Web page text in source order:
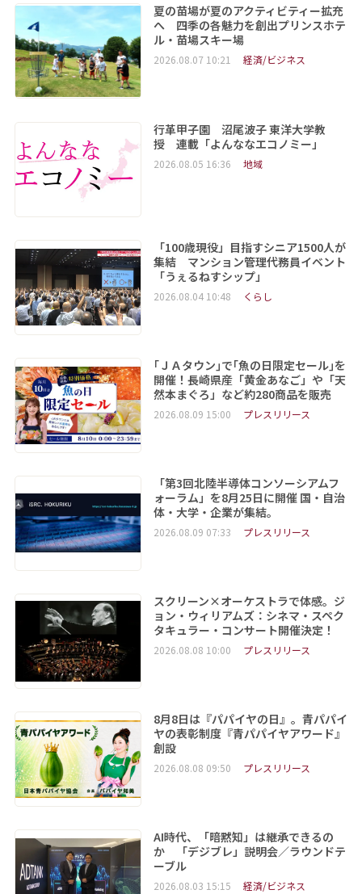
夏の苗場が夏のアクティビティー拡充
へ 四季の各魅力を創出プリンスホテ
ル・苗場スキー場
2026.08.07 10:21 経済/ビジネス
行革甲子園 沼尾波子 東洋大学教
授 連載「よんななエコノミー」
2026.08.05 16:36 地域
「100歳現役」目指すシニア1500人が
集結 マンション管理代務員イベント
「うぇるねすシップ」
2026.08.04 10:48 くらし
｢ＪＡタウン｣で｢魚の日限定セール｣を
開催！長崎県産「黄金あなご」や「天
然本まぐろ」など約280商品を販売
2026.08.09 15:00 プレスリリース
「第3回北陸半導体コンソーシアムフ
ォーラム」を8月25日に開催 国・自治
体・大学・企業が集結。
2026.08.09 07:33 プレスリリース
スクリーン×オーケストラで体感。ジ
ョン・ウィリアムズ：シネマ・スペク
タキュラー・コンサート開催決定！
2026.08.08 10:00 プレスリリース
8月8日は『パパイヤの日』。青パパイ
ヤの表彰制度『青パパイヤアワード』
創設
2026.08.08 09:50 プレスリリース
AI時代、「暗黙知」は継承できるの
か 「デジブレ」説明会／ラウンドテ
ーブル
2026.08.03 15:15 経済/ビジネス